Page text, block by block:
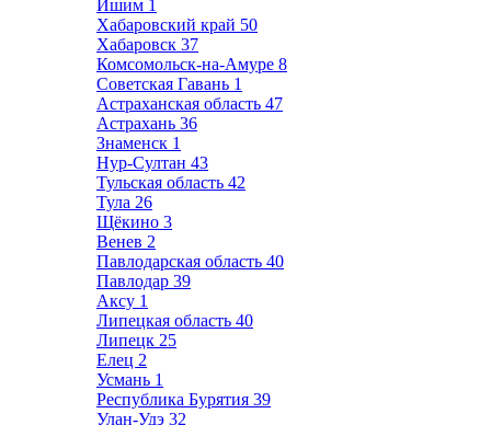
Ишим 1
Хабаровский край 50
Хабаровск 37
Комсомольск-на-Амуре 8
Советская Гавань 1
Астраханская область 47
Астрахань 36
Знаменск 1
Нур-Султан 43
Тульская область 42
Тула 26
Щёкино 3
Венев 2
Павлодарская область 40
Павлодар 39
Аксу 1
Липецкая область 40
Липецк 25
Елец 2
Усмань 1
Республика Бурятия 39
Улан-Удэ 32